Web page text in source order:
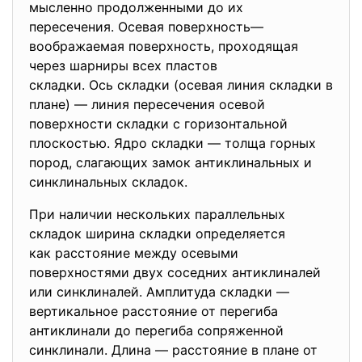
мысленно продолженными до их
пересечения. Осевая поверхность—
воображаемая поверхность, проходящая
через шарниры всех пластов
складки. Ось складки (осевая линия складки в
плане) — линия пересечения осевой
поверхности складки с горизонтальной
плоскостью. Ядро складки — толща горных
пород, слагающих замок антиклинальных и
синклинальных складок.
При наличии нескольких параллельных
складок ширина складки определяется
как расстояние между осевыми
поверхностями двух соседних антиклиналей
или синклиналей. Амплитуда складки —
вертикальное расстояние от перегиба
антиклинали до перегиба сопряженной
синклинали. Длина — расстояние в плане от